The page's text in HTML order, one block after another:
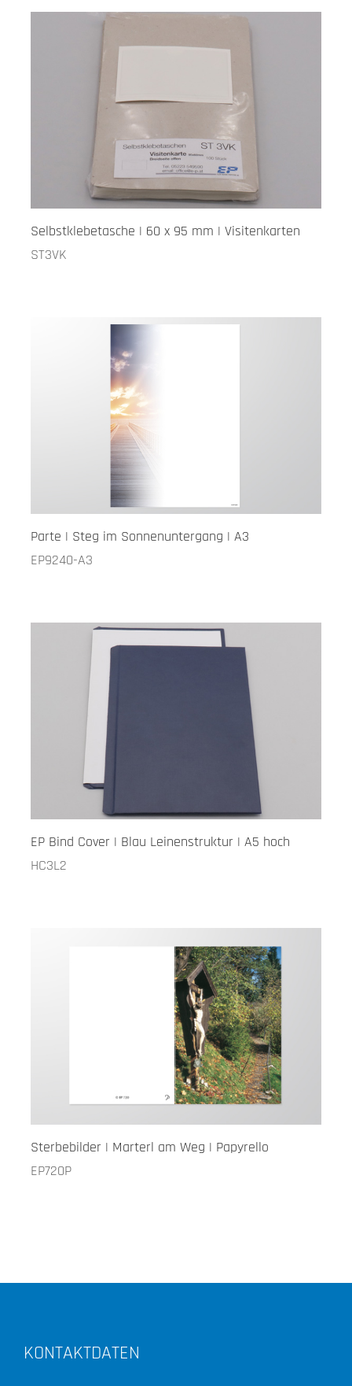
Selbstklebetasche | 60 x 95 mm | Visitenkarten
ST3VK
Parte | Steg im Sonnenuntergang | A3
EP9240-A3
EP Bind Cover | Blau Leinenstruktur | A5 hoch
HC3L2
Sterbebilder | Marterl am Weg | Papyrello
EP720P
KONTAKTDATEN